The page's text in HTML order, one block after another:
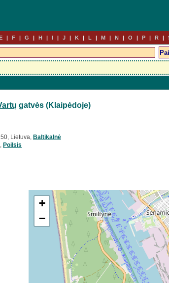
F G H I J K L M N O P R
gatvės (Klaipėdoje)
Lietuva, Baltikalnė
Poilsis
+
−